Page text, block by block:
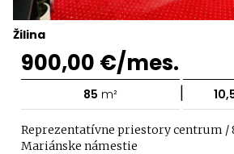
Žilina
900,00 €/mes.
85 m² |
Reprezentatívne priestory centrum /
Mariánske námestie